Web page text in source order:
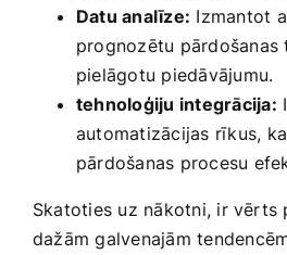
Datu analīze: Izmantot
prognozētu pārdošanas
pielāgotu piedāvājumu.
tehnoloģiju integrācija:
automatizācijas rīkus,
pārdošanas procesu
Skatoties uz nākotni, ir vērts
dažām galvenajām